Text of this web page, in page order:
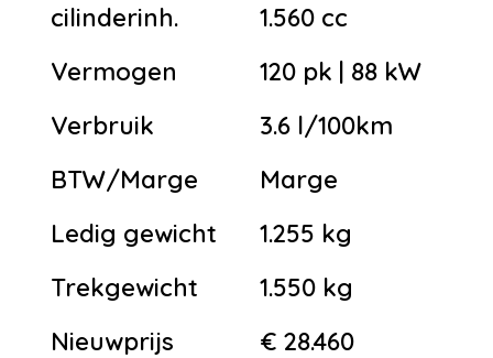
cilinderinh.
1.560 cc
Vermogen
120 pk | 88 kW
Verbruik
3.6 l/100km
BTW/Marge
Marge
Ledig gewicht
1.255 kg
Trekgewicht
1.550 kg
Nieuwprijs
€ 28.460